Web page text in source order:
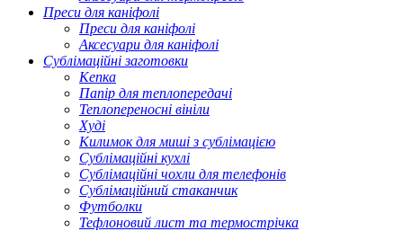
Преси для каніфолі
Преси для каніфолі
Аксесуари для каніфолі
Сублімаційні заготовки
Кепка
Папір для теплопередачі
Теплопереносні вініли
Худі
Килимок для миші з сублімацією
Сублімаційні кухлі
Сублімаційні чохли для телефонів
Сублімаційний стаканчик
Футболки
Тефлоновий лист та термострічка